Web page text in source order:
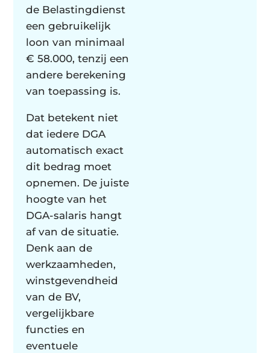
de Belastingdienst
een gebruikelijk
loon van minimaal
€ 58.000, tenzij een
andere berekening
van toepassing is.
Dat betekent niet
dat iedere DGA
automatisch exact
dit bedrag moet
opnemen. De juiste
hoogte van het
DGA-salaris hangt
af van de situatie.
Denk aan de
werkzaamheden,
winstgevendheid
van de BV,
vergelijkbare
functies en
eventuele